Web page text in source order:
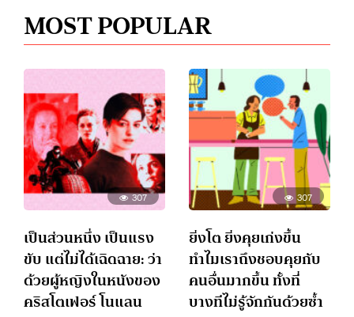
MOST POPULAR
307
เป็นส่วนหนึ่ง เป็นแรง
ขับ แต่ไม่ได้เฉิดฉาย: ว่า
ด้วยผู้หญิงในหนังของ
คริสโตเฟอร์ โนแลน
307
ยิ่งโต ยิ่งคุยเก่งขึ้น
ทำไมเราถึงชอบคุยกับ
คนอื่นมากขึ้น ทั้งที่
บางทีไม่รู้จักกันด้วยซ้ำ